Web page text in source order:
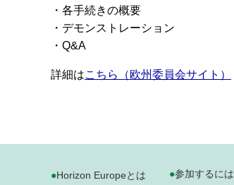
・各手続きの概要
・デモンストレーション
・Q&A
詳細はこちら（欧州委員会サイト）
Horizon Europeとは
参加するには